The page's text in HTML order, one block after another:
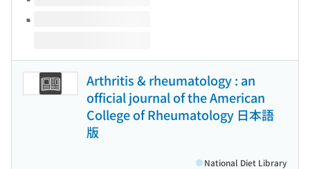
Arthritis & rheumatology : an
official journal of the American
College of Rheumatology 日本語
版
National Diet Library